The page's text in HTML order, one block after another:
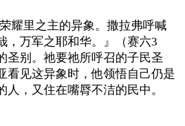
耀里之主的异象。撒拉弗呼喊
，万军之耶和华。』（赛六3
圣别。祂要祂所呼召的子民圣
看见这异象时，他领悟自己仍是
，又住在嘴脣不洁的民中。